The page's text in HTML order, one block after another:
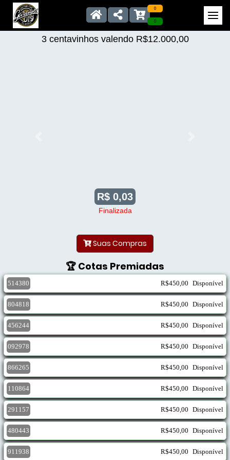
0
0
3 centavinhos valendo R$12.000,00
R$ 0,03
Finalizada
Suas Compras
🏆 Cotas Premiadas
514380 R$450,00 Disponível
804818 R$450,00 Disponível
456244 R$450,00 Disponível
092978 R$450,00 Disponível
866265 R$450,00 Disponível
110864 R$450,00 Disponível
291157 R$450,00 Disponível
480443 R$450,00 Disponível
911938 R$450,00 Disponível